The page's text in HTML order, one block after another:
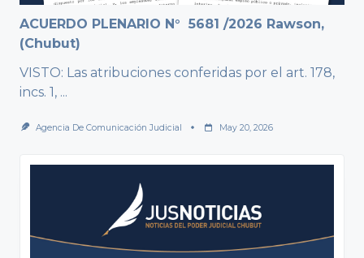
ACUERDO PLENARIO N° 5681 /2026 Rawson,
(Chubut)
VISTO: Las atribuciones conferidas por el art. 178,
incs. 1, ...
Agencia De Comunicación Judicial May 20, 2026